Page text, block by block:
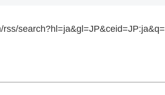
rss/search?hl=ja&gl=JP&ceid=JP:ja&q=